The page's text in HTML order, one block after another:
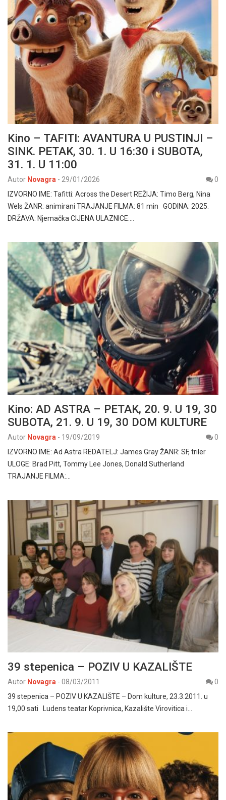
Kino – TAFITI: AVANTURA U PUSTINJI –
SINK. PETAK, 30. 1. U 16:30 i SUBOTA,
31. 1. U 11:00
Autor Novagra - 29/01/2026
0
IZVORNO IME: Tafitti: Across the Desert REŽIJA: Timo Berg, Nina
Wels ŽANR: animirani TRAJANJE FILMA: 81 min GODINA: 2025.
DRŽAVA: Njemačka CIJENA ULAZNICE:…
Kino: AD ASTRA – PETAK, 20. 9. U 19, 30
SUBOTA, 21. 9. U 19, 30 DOM KULTURE
Autor Novagra - 19/09/2019
0
IZVORNO IME: Ad Astra REDATELJ: James Gray ŽANR: SF, triler
ULOGE: Brad Pitt, Tommy Lee Jones, Donald Sutherland
TRAJANJE FILMA:…
39 stepenica – POZIV U KAZALIŠTE
Autor Novagra - 08/03/2011
0
39 stepenica – POZIV U KAZALIŠTE – Dom kulture, 23.3.2011. u
19,00 sati Ludens teatar Koprivnica, Kazalište Virovitica i…